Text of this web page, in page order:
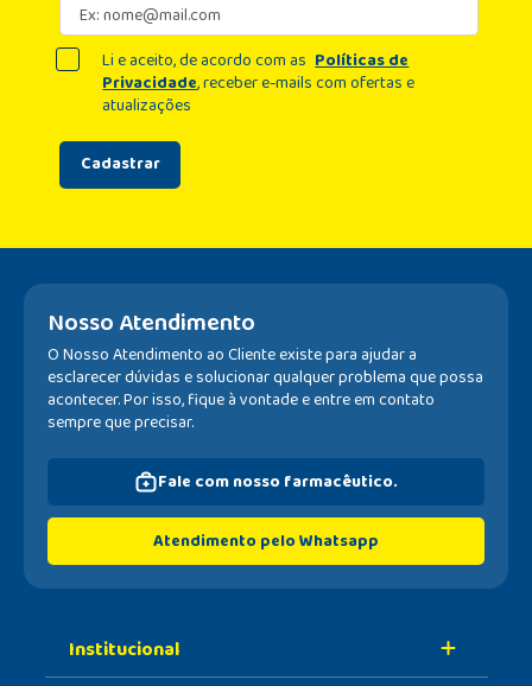
Cadastrar
Li e aceito, de acordo com as Políticas de
Privacidade, receber e-mails com ofertas e
atualizações
Nosso Atendimento
O Nosso Atendimento ao Cliente existe para ajudar a
esclarecer dúvidas e solucionar qualquer problema que possa
acontecer. Por isso, fique à vontade e entre em contato
sempre que precisar.
Fale com nosso farmacêutico.
Atendimento pelo Whatsapp
Institucional